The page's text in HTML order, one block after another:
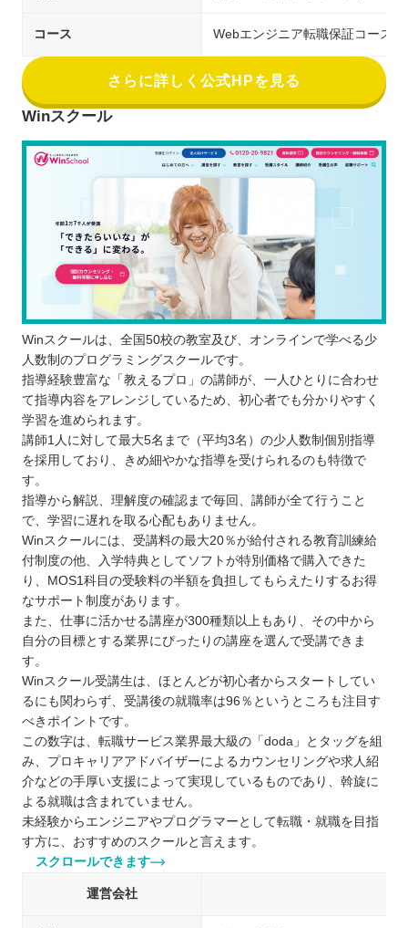
コース Webエンジニア転職保証コース
さらに詳しく公式HPを見る
Winスクール
Winスクールは、全国50校の教室及び、オンラインで学べる少
人数制のプログラミングスクールです。
指導経験豊富な「教えるプロ」の講師が、一人ひとりに合わせ
て指導内容をアレンジしているため、初心者でも分かりやすく
学習を進められます。
講師1人に対して最大5名まで（平均3名）の少人数制個別指導
を採用しており、きめ細やかな指導を受けられるのも特徴で
す。
指導から解説、理解度の確認まで毎回、講師が全て行うこと
で、学習に遅れを取る心配もありません。
Winスクールには、受講料の最大20％が給付される教育訓練給
付制度の他、入学特典としてソフトが特別価格で購入できた
り、MOS1科目の受験料の半額を負担してもらえたりするお得
なサポート制度があります。
また、仕事に活かせる講座が300種類以上もあり、その中から
自分の目標とする業界にぴったりの講座を選んで受講できま
す。
Winスクール受講生は、ほとんどが初心者からスタートしてい
るにも関わらず、受講後の就職率は96％というところも注目す
べきポイントです。
この数字は、転職サービス業界最大級の「doda」とタッグを組
み、プロキャリアアドバイザーによるカウンセリングや求人紹
介などの手厚い支援によって実現しているものであり、斡旋に
よる就職は含まれていません。
未経験からエンジニアやプログラマーとして転職・就職を目指
す方に、おすすめのスクールと言えます。
スクロールできます
運営会社